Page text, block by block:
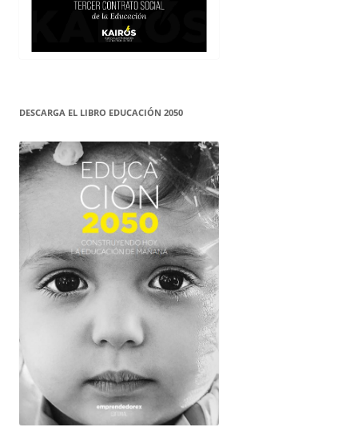
DESCARGA EL LIBRO EDUCACIÓN 2050